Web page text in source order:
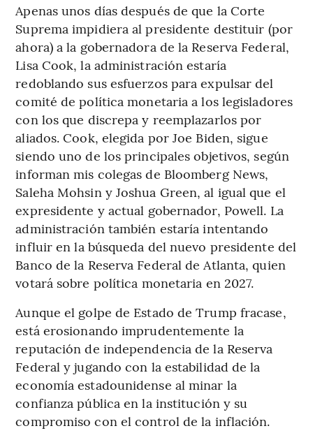
Apenas unos días después de que la Corte
Suprema impidiera al presidente destituir (por
ahora) a la gobernadora de la Reserva Federal,
Lisa Cook, la administración estaría
redoblando sus esfuerzos para expulsar del
comité de política monetaria a los legisladores
con los que discrepa y reemplazarlos por
aliados. Cook, elegida por Joe Biden, sigue
siendo uno de los principales objetivos, según
informan mis colegas de Bloomberg News,
Saleha Mohsin y Joshua Green, al igual que el
expresidente y actual gobernador, Powell. La
administración también estaría intentando
influir en la búsqueda del nuevo presidente del
Banco de la Reserva Federal de Atlanta, quien
votará sobre política monetaria en 2027.
Aunque el golpe de Estado de Trump fracase,
está erosionando imprudentemente la
reputación de independencia de la Reserva
Federal y jugando con la estabilidad de la
economía estadounidense al minar la
confianza pública en la institución y su
compromiso con el control de la inflación.